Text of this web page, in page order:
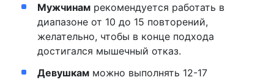
Мужчинамрекомендуется работать в
диапазоне от 10 до 15 повторений,
желательно, чтобы в конце подхода
достигался мышечный отказ.
Девушкамможно выполнять 12-17